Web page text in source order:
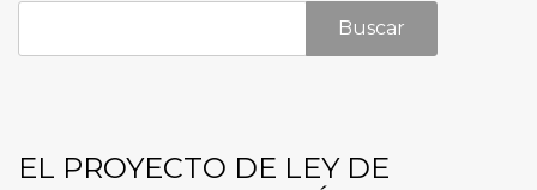
Buscar
EL PROYECTO DE LEY DE